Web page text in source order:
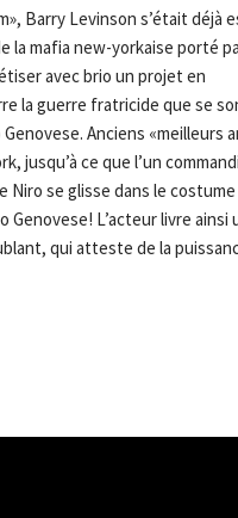
Barry Levinson s’était déjà
la mafia new-yorkaise porté
avec brio un projet en
la guerre fratricide que se
Anciens «meilleurs
jusqu’à ce que l’un
Niro se glisse dans le
Genovese! L’acteur livre ainsi
qui atteste de la